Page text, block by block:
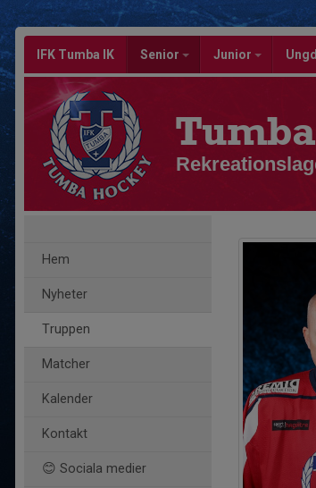
IFK Tumba IK Senior Junior
Hem
Nyheter
Truppen
Matcher
Kalender
Kontakt
😊 Sociala medier